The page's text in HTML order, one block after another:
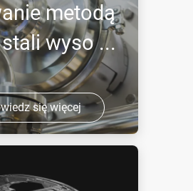
metodą
wyso ...
się więcej